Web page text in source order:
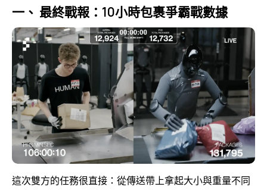
一、 最終戰報：10小時包裹爭霸戰數據
這次雙方的任務很直接：從傳送帶上拿起大小與重量不同